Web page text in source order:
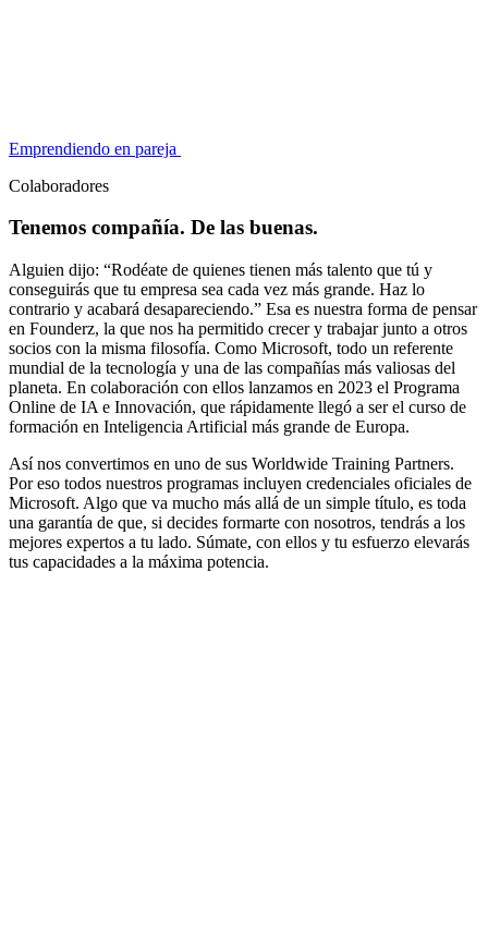
Emprendiendo en pareja
Colaboradores
Tenemos compañía. De las buenas.
Alguien dijo: “Rodéate de quienes tienen más talento que tú y
conseguirás que tu empresa sea cada vez más grande. Haz lo
contrario y acabará desapareciendo.” Esa es nuestra forma de pensar
en Founderz, la que nos ha permitido crecer y trabajar junto a otros
socios con la misma filosofía. Como Microsoft, todo un referente
mundial de la tecnología y una de las compañías más valiosas del
planeta. En colaboración con ellos lanzamos en 2023 el Programa
Online de IA e Innovación, que rápidamente llegó a ser el curso de
formación en Inteligencia Artificial más grande de Europa.
Así nos convertimos en uno de sus Worldwide Training Partners.
Por eso todos nuestros programas incluyen credenciales oficiales de
Microsoft. Algo que va mucho más allá de un simple título, es toda
una garantía de que, si decides formarte con nosotros, tendrás a los
mejores expertos a tu lado. Súmate, con ellos y tu esfuerzo elevarás
tus capacidades a la máxima potencia.